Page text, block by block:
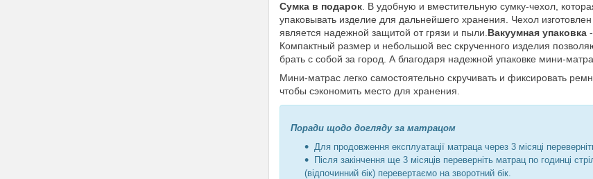
Сумка в подарок . В удобную и вместительную сумку-чехол,
упаковывать изделие для дальнейшего хранения. Чехол
является надежной защитой от грязи и пыли. Вакуумная упаковка
Компактный размер и небольшой вес скрученного изделия
брать с собой за город. А благодаря надежной упаковке мини-
Мини-матрас легко самостоятельно скручивать и фиксировать
чтобы сэкономить место для хранения.
Поради щодо догляду за матрацом
Для продовження експлуатації матраца через 3 місяці
Після закінчення ще 3 місяців переверніть матрац по годинці
(відпочинний бік) перевертаємо на зворотний бік.